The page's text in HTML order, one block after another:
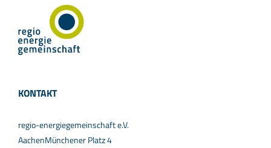
KONTAKT
regio-energiegemeinschaft e.V.
AachenMünchener Platz 4